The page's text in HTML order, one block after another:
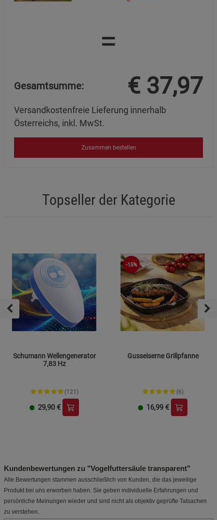
=
Gesamtsumme: € 37,97
Versandkostenfreie Lieferung innerhalb
Österreichs, inkl. MwSt.
Zusammen bestellen
Topseller der Kategorie
Schumann Wellengenerator
7,83 Hz
(121)
29,90 €
-15%
Gusseiserne Grillpfanne
(6)
16,99 €
Kundenbewertungen zu "Vogelfuttersäule transparent"
Alle Bewertungen stammen ausschließlich von Kunden, die das jeweilige
Produkt bei uns erworben haben. Sie geben individuelle Erfahrungen und
persönliche Meinungen wieder und sind nicht als objektiv geprüfte Tatsachen
zu verstehen.